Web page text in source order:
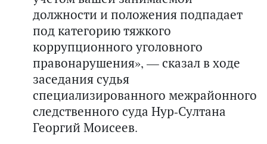
должности и положения подпадает
под категорию тяжкого
коррупционного уголовного
правонарушения», — сказал в ходе
заседания судья
специализированного межрайонного
следственного суда Нур-Султана
Георгий Моисеев.